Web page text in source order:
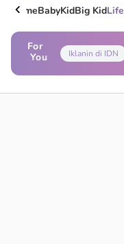
HomeBabyKidBig KidLife
For
You
Iklanin di IDN